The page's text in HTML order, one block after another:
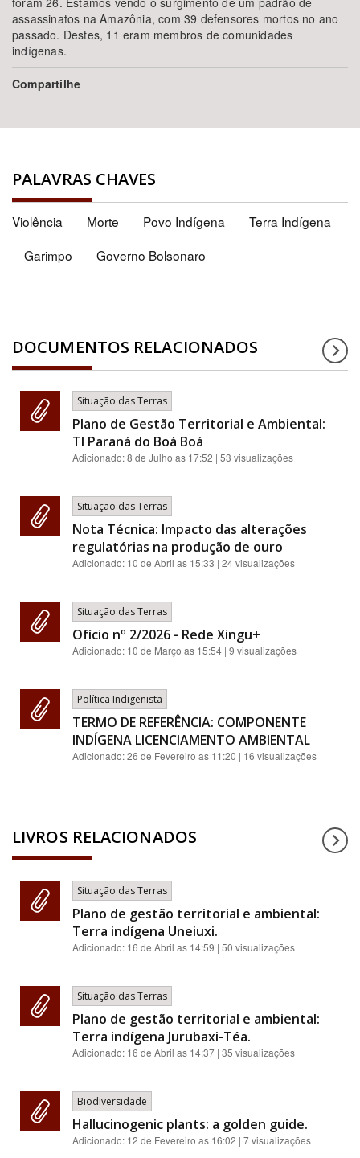
assassinatos na Amazônia, com 39 defensores mortos no ano
passado. Destes, 11 eram membros de comunidades
indígenas.
Compartilhe
PALAVRAS CHAVES
Violência Morte Povo Indígena
Terra Indígena
Garimpo
Governo Bolsonaro
DOCUMENTOS RELACIONADOS
Situação das Terras
Plano de Gestão Territorial e Ambiental:
TI Paraná do Boá Boá
Adicionado:8 de Julho as 17:52 | 53 visualizações
Situação das Terras
Nota Técnica: Impacto das alterações
regulatórias na produção de ouro
Adicionado: 10 de Abril as 15:33 | 24 visualizações
Situação das Terras
Ofício nº 2/2026 - Rede Xingu+
Adicionado: 10 de Março as 15:54 | 9 visualizações
Política Indigenista
TERMO DE REFERÊNCIA: COMPONENTE
INDÍGENA LICENCIAMENTO AMBIENTAL
Adicionado:26 de Fevereiro as 11:20 | 16 visualizações
LIVROS RELACIONADOS
Situação das Terras
Plano de gestão territorial e ambiental:
Terra indígena Uneiuxi.
Adicionado: 16 de Abril as 14:59 | 50 visualizações
Situação das Terras
Plano de gestão territorial e ambiental:
Terra indígena Jurubaxi-Téa.
Adicionado: 16 de Abril as 14:37 | 35 visualizações
Biodiversidade
Hallucinogenic plants: a golden guide.
Adicionado: 12 de Fevereiro as 16:02 | 7 visualizações